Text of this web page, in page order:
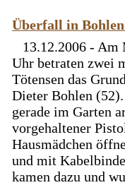
Überfall in
13.12.2006 - Am
Uhr betraten zwei
Tötensen das
Dieter Bohlen
gerade im Garten
vorgehaltener
Hausmädchen
und mit
kamen dazu und